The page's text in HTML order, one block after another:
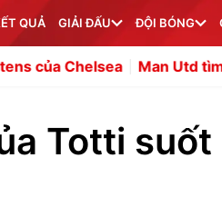
QUẢ GIẢI ĐẤU ĐỘI BÓNG
Man Utd tìm thấy 'máy quét'
Totti